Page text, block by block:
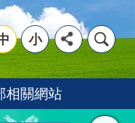
小
相關網站